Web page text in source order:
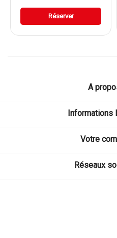
Réserver
A
Informations
Votre
Réseaux